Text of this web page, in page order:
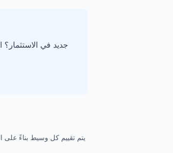
جديد في
يتم تقييم كل وسيط بناءً على